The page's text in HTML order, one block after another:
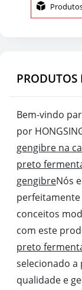

PRODUTOS
Bem-vindo
por
gengibre na
preto
gengibreNós
conceitos
com este
preto
selecionado
qualidade e